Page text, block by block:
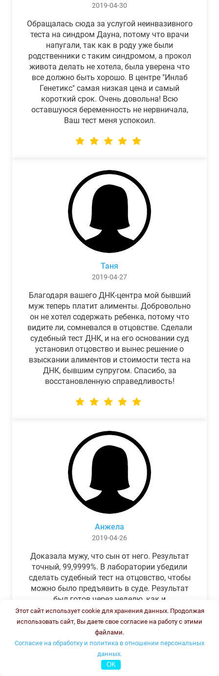
2019-04-30
Обращалась сюда за услугой неинвазивного
теста на синдром Дауна, потому что врачи
напугали, так как в роду уже были
родственники с таким синдромом, а прокол
живота делать не хотела, была уверена что
все должно быть хорошо. В центре "Инлаб
Генетикс" самая низкая цена и самый
короткий срок. Очень довольна! Всю
оставшуюся беременность не нервничала,
Ваш тест меня успокоил.
Таня
2019-04-27
Благодаря вашего ДНК-центра мой бывший
муж теперь платит алименты. Добровольно
он не хотел содержать ребенка, потому что
видите ли, сомневался в отцовстве. Сделали
судебный тест ДНК, и на его основании суд
установил отцовство и вынес решение о
взыскании алиментов и стоимости теста на
ДНК, бывшим супругом. Спасибо, за
восстановленную справедливость!
Анжела
2019-04-26
Доказала мужу, что сын от него. Результат
точный, 99,9999%. В лаборатории убедили
сделать судебный тест на отцовство, чтобы
можно было предъявить в суде. Результат
был готов через неделю, как и
обещали.Теперь муж бегает и извиняется.
Этот сайт использует cookie для хранения данных. Продолжая
использовать сайт, Вы даете свое согласие на работу с этими
файлами.
Согласие на обработку и политика в отношении персональных
данных.
OK